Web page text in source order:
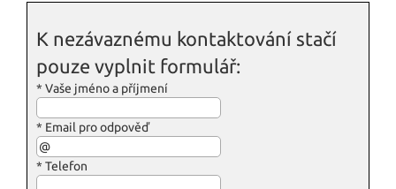
K nezávaznému kontaktování stačí
pouze vyplnit formulář:
* Vaše jméno a příjmení
* Email pro odpověď
* Telefon